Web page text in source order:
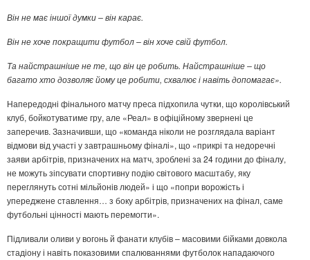
Він не має іншої думки–він карає.
Він не хоче покращити футбол–він хоче свій футбол.
Та найстрашніше не те, що він це робить. Найстрашніше – що
багато хто дозволяє йому це робити, схвалює і навіть допомагає».
Напередодні фінального матчу преса підхопила чутки, що королівський
клуб, бойкотуватиме гру, але «Реал» в офіційному звернені це
заперечив. Зазначивши, що «команда ніколи не розглядала варіант
відмови від участі у завтрашньому фіналі», що «прикрі та недоречні
заяви арбітрів, призначених на матч, зроблені за 24 години до фіналу,
не можуть зіпсувати спортивну подію світового масштабу, яку
переглянуть сотні мільйонів людей» і що «попри ворожість і
упереджене ставлення… з боку арбітрів, призначених на фінал, саме
футбольні цінності мають перемогти».
Підливали оливи у вогонь й фанати клубів – масовими бійками довкола
стадіону і навіть показовими спалюваннями футболок нападаючого